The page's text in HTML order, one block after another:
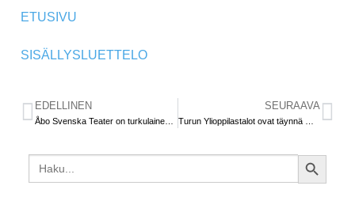
ETUSIVU
SISÄLLYSLUETTELO
EDELLINEN
Åbo Svenska Teater on turkulainen helmi
SEURAAVA
Turun Ylioppilastalot ovat täynnä mukavia muistoja – paljon nostalgisia yksityiskohtia on yhä jäljellä
Search
for:
SEARCH